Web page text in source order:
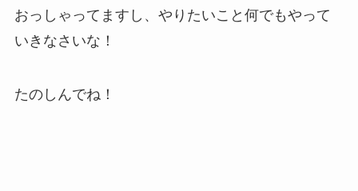
おっしゃってますし、やりたいこと何でもやって
いきなさいな！
たのしんでね！